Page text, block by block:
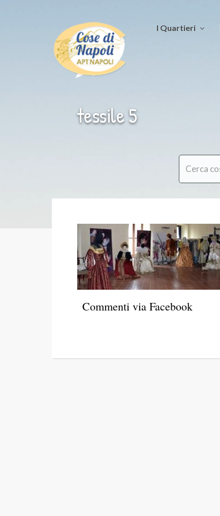
I Quartieri
tessile 5
Commenti via Facebook